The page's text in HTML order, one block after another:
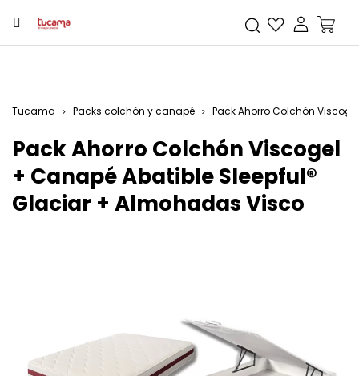
Tucama Packs colchón y canapé Pack Ahorro Colchón
Pack Ahorro Colchón Viscogel
+ Canapé Abatible Sleepful®
Glaciar + Almohadas Visco